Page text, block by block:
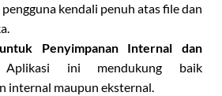
kendali penuh atas file dan
Penyimpanan Internal dan
ini mendukung baik
internal maupun eksternal.